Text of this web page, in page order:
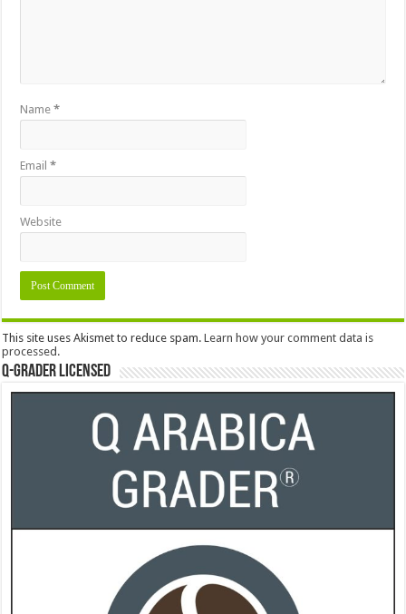
Name*
Email*
Website
This site uses Akismet to reduce spam.Learn how your comment data is
processed.
Q-Grader Licensed